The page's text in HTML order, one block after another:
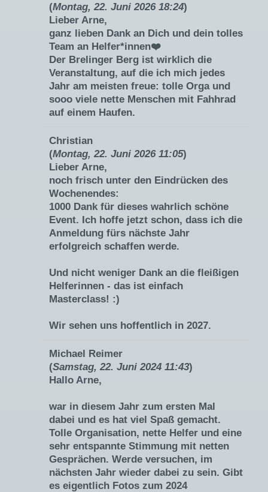
(Montag, 22. Juni 2026 18:24)
Lieber Arne,
ganz lieben Dank an Dich und dein tolles
Team an Helfer*innen❤️
Der Brelinger Berg ist wirklich die
Veranstaltung, auf die ich mich jedes
Jahr am meisten freue: tolle Orga und
sooo viele nette Menschen mit Fahhrad
auf einem Haufen.
Christian
(Montag, 22. Juni 2026 11:05)
Lieber Arne,
noch frisch unter den Eindrücken des
Wochenendes:
1000 Dank für dieses wahrlich schöne
Event. Ich hoffe jetzt schon, dass ich die
Anmeldung fürs nächste Jahr
erfolgreich schaffen werde.
Und nicht weniger Dank an die fleißigen
Helferinnen - das ist einfach
Masterclass! :)
Wir sehen uns hoffentlich in 2027.
Michael Reimer
(Samstag, 22. Juni 2024 11:43)
Hallo Arne,
war in diesem Jahr zum ersten Mal
dabei und es hat viel Spaß gemacht.
Tolle Organisation, nette Helfer und eine
sehr entspannte Stimmung mit netten
Gesprächen. Werde versuchen, im
nächsten Jahr wieder dabei zu sein. Gibt
es eigentlich Fotos zum 2024